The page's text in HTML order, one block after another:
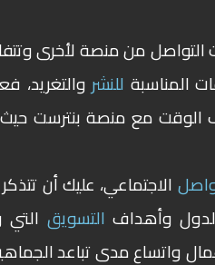
التواصل من منصة لأخرى
المناسبة للنشر والتغريد،
بعد الساعة 6 مساءاً، بينما يختلف الوقت مع
الاجتماعي، عليك أن
وأهداف التسويق
واتساع مدى تباعد